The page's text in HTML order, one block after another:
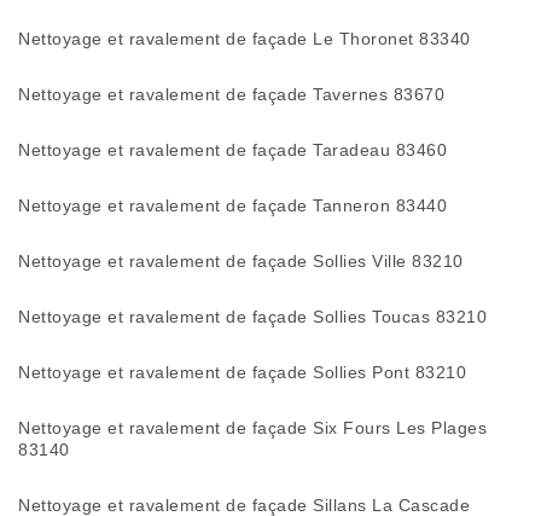
Nettoyage et ravalement de façade Le Thoronet 83340
Nettoyage et ravalement de façade Tavernes 83670
Nettoyage et ravalement de façade Taradeau 83460
Nettoyage et ravalement de façade Tanneron 83440
Nettoyage et ravalement de façade Sollies Ville 83210
Nettoyage et ravalement de façade Sollies Toucas 83210
Nettoyage et ravalement de façade Sollies Pont 83210
Nettoyage et ravalement de façade Six Fours Les Plages
83140
Nettoyage et ravalement de façade Sillans La Cascade